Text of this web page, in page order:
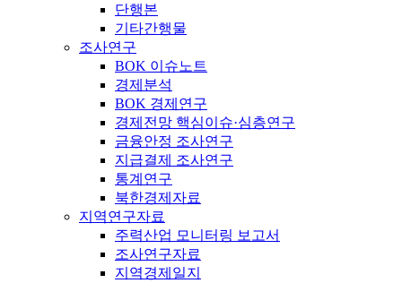
단행본
기타간행물
조사연구
BOK 이슈노트
경제분석
BOK 경제연구
경제전망 핵심이슈·심층연구
금융안정 조사연구
지급결제 조사연구
통계연구
북한경제자료
지역연구자료
주력산업 모니터링 보고서
조사연구자료
지역경제일지